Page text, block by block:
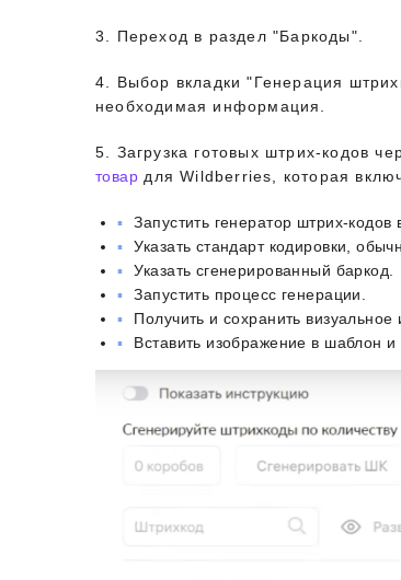
3. Переход в раздел "Баркоды".
4. Выбор вкладки "Генерация
необходимая информация.
5. Загрузка готовых штрих-кодов
товар для Wildberries, которая
Запустить генератор штрих-
Указать стандарт кодировки,
Указать сгенерированный баркод.
Запустить процесс генерации.
Получить и сохранить визуальное
Вставить изображение в шаблон и